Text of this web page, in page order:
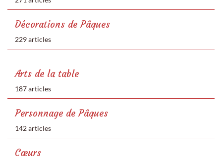
Décorations de Pâques
229 articles
Arts de la table
187 articles
Personnage de Pâques
142 articles
Cœurs